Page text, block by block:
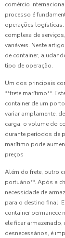
comércio
processo é
operações logísticas.
complexa de
variáveis. Neste
de container,
tipo de operação.
Um dos principais
**frete marítimo**.
container de um
variar amplamente,
carga, o volume do
durante períodos de
marítimo pode
preços
Além do frete, outro
portuário**. Após a
necessidade de
para o destino final.
container permanece
ele ficar
desnecessários, é